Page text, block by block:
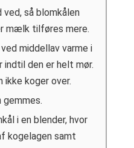
så blomkålen
mælk tilføres mere.
middellav varme i
indtil den er helt mør.
ikke koger over.
i en blender, hvor
kogelagen samt